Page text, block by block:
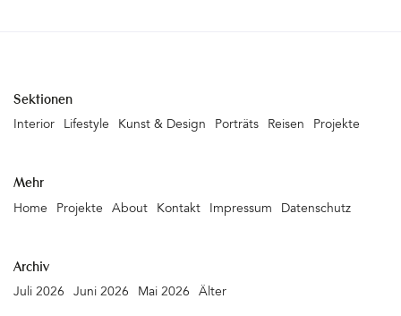
Sektionen
Interior Lifestyle Kunst & Design Porträts Reisen Projekte
Mehr
Home Projekte About Kontakt Impressum Datenschutz
Archiv
Juli 2026 Juni 2026 Mai 2026 Älter